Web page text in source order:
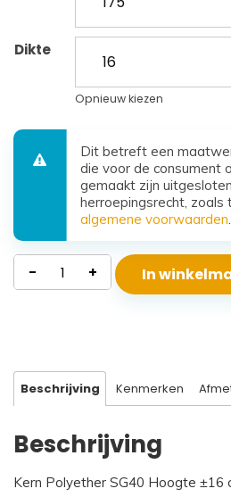
Dikte
Opnieuw kiezen
Dit betreft een
die voor de consument
gemaakt zijn
herroepingsrecht, zoals
algemene voorwaarden
Waterdicht
Polyether
- + In
Beschrijving Kenmerken
Beschrijving
Kern Polyether SG40 Hoogte